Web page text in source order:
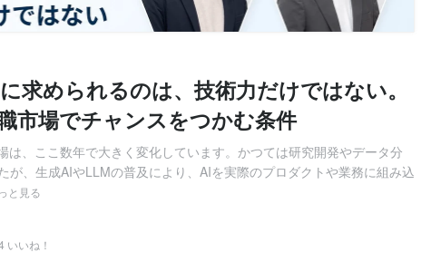
求められるのは、技術力だけではない。
市場でチャンスをつかむ条件
は、ここ数年で大きく変化しています。かつては研究開発やデータ分
が、生成AIやLLMの普及により、AIを実際のプロダクトや業務に組み込
と見る
いいね！